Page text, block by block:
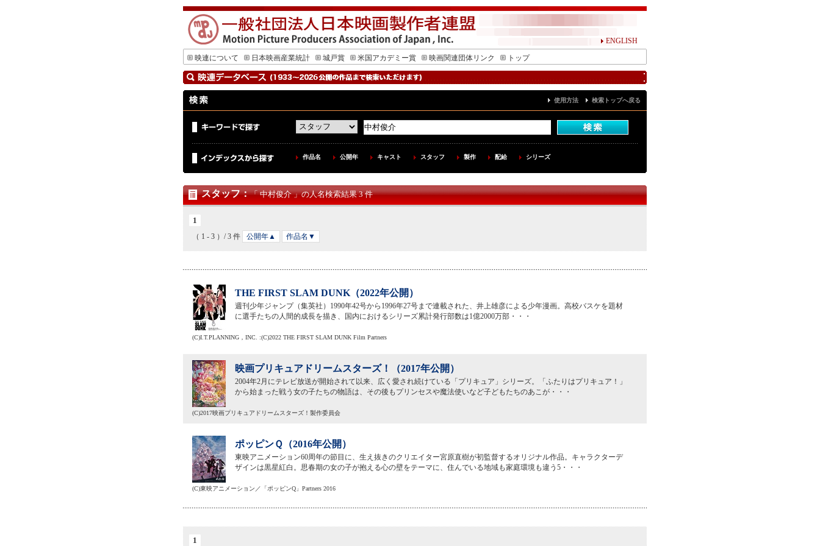
ENGLISH
映連について
日本映画産業統計 城戸賞 米国アカデミー賞 映画関連団体リンク トップ
使用方法 検索トップへ戻る
作品名 公開年 キャスト スタッフ 製作 配給 シリーズ
スタッフ：「 中村俊介 」の人名検索結果 3 件
1
（ 1 - 3 ）/ 3 件 公開年▲ 作品名▼
THE FIRST SLAM DUNK（2022年公開）
週刊少年ジャンプ（集英社）1990年42号から1996年27号まで連載された、井上雄彦による少年漫画。高校バスケを題材
に選手たちの人間的成長を描き、国内におけるシリーズ累計発行部数は1億2000万部・・・
(C)I.T.PLANNING，INC. :(C)2022 THE FIRST SLAM DUNK Film Partners
映画プリキュアドリームスターズ！（2017年公開）
2004年2月にテレビ放送が開始されて以来、広く愛され続けている「プリキュア」シリーズ。「ふたりはプリキュア！」
から始まった戦う女の子たちの物語は、その後もプリンセスや魔法使いなど子どもたちのあこが・・・
(C)2017映画プリキュアドリームスターズ！製作委員会
ポッピンＱ（2016年公開）
東映アニメーション60周年の節目に、生え抜きのクリエイター宮原直樹が初監督するオリジナル作品。キャラクターデ
ザインは黒星紅白。思春期の女の子が抱える心の壁をテーマに、住んでいる地域も家庭環境も違う5・・・
(C)東映アニメーション／「ポッピンQ」Partners 2016
1